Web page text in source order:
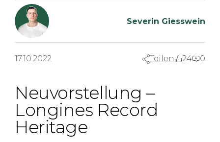
Severin Giesswein
17.10.2022 Teilen 24 0
Neuvorstellung –
Longines Record
Heritage